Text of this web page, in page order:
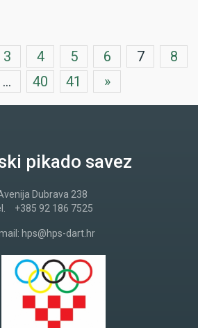
3 4 5 6 7
8
... 40 41 »
pikado savez
Dubrava 238
+385 92 186 7525
hps@hps-dart.hr